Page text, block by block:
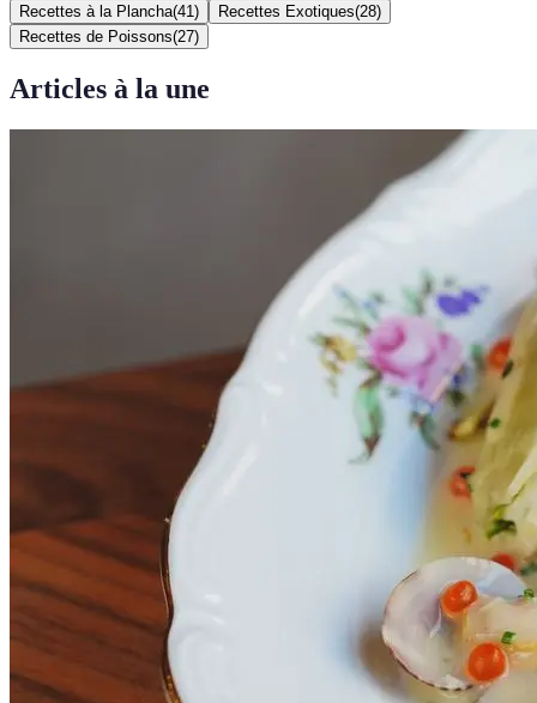
Recettes à la Plancha(41 ) Recettes Exotiques(28)
Recettes de Poissons(27)
Articles à la une